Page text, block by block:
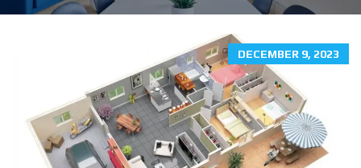
DECEMBER 9, 2023